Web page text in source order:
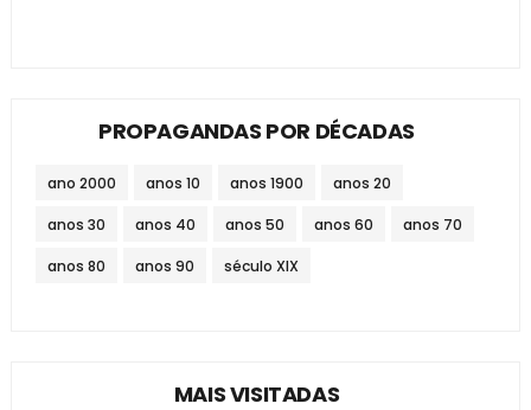
PROPAGANDAS POR DÉCADAS
ano 2000 anos 10 anos 1900 anos 20
anos 30 anos 40 anos 50 anos 60 anos 70
anos 80 anos 90 século XIX
MAIS VISITADAS